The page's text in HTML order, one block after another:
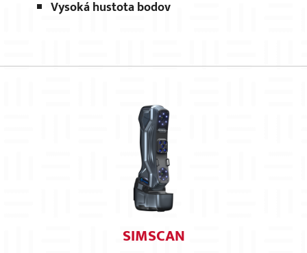
Vysoká hustota bodov
SIMSCAN